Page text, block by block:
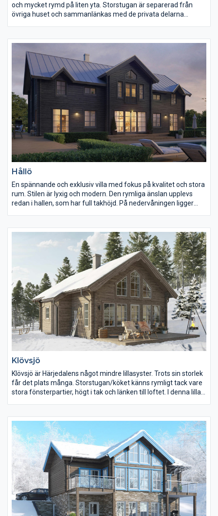
och mycket rymd på liten yta. Storstugan är separerad från
övriga huset och sammanlänkas med de privata delarna
binder samman ute och inne. Fyra sovrum ger möjlighet till
många bäddar för eget bruk eller för uthyrning.
Hållö
En spännande och exklusiv villa med fokus på kvalitet och stora
rum. Stilen är lyxig och modern. Den rymliga änslan upplevs
redan i hallen, som har full takhöjd. På nedervåningen ligger
och skafferi. På övervåningen finns ett allrum och fyra sovrum,
varav ett med stor walk in closet som leder till det egna
badrummet. Dessutom finns här ett större badrum med bastu.
Klövsjö
Klövsjö är Härjedalens något mindre lillasyster. Trots sin storlek
får det plats många. Storstugan/köket känns rymligt tack vare
stora fönsterpartier, högt i tak och länken till loftet. I denna lilla
självklart en bastu.